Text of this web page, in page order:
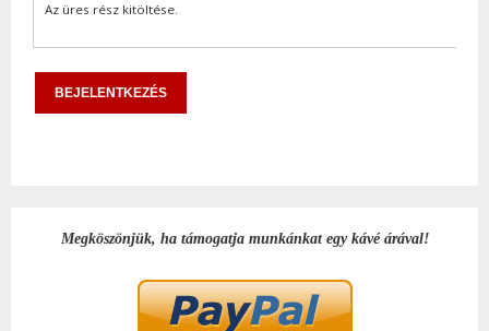
Az üres rész kitöltése.
Megköszönjük, ha támogatja munkánkat egy kávé árával!